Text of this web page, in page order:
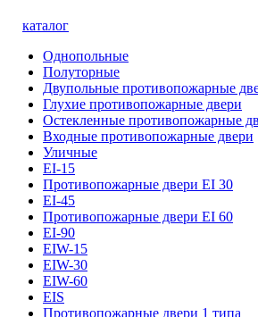
каталог
Однопольные
Полуторные
Двупольные противопожарные
Глухие противопожарные двери
Остекленные противопожарные
Входные противопожарные двери
Уличные
EI-15
Противопожарные двери EI 30
EI-45
Противопожарные двери EI 60
EI-90
EIW-15
EIW-30
EIW-60
EIS
Противопожарные двери 1 типа